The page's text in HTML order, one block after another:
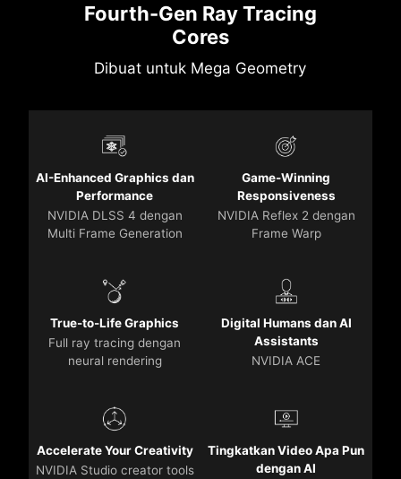
Fourth-Gen Ray Tracing
Cores
Dibuat untuk Mega Geometry
AI-Enhanced Graphics dan
Performance
NVIDIA DLSS 4 dengan
Multi Frame Generation
Game-Winning
Responsiveness
NVIDIA Reflex 2 dengan
Frame Warp
True-to-Life Graphics
Full ray tracing dengan
neural rendering
Digital Humans dan AI
Assistants
NVIDIA ACE
Accelerate Your Creativity
NVIDIA Studio creator tools
Tingkatkan Video Apa Pun
dengan AI